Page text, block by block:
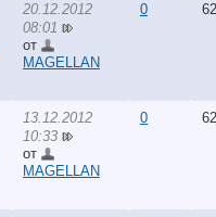
20.12.2012
08:01
от
MAGELLAN
0
13.12.2012
10:33
от
MAGELLAN
0